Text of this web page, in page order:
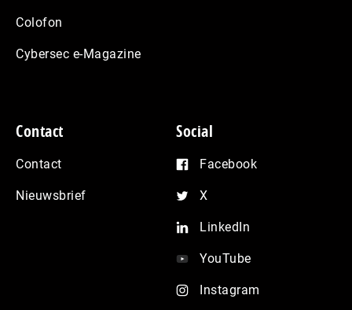
Colofon
Cybersec e-Magazine
Contact
Contact
Nieuwsbrief
Social
Facebook
X
LinkedIn
YouTube
Instagram